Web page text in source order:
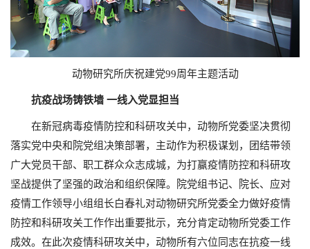
动物研究所庆祝建党99周年主题活动
抗疫战场铸铁墙 一线入党显担当
在新冠病毒疫情防控和科研攻关中，动物所党委坚决贯彻
落实党中央和院党组决策部署，主动作为积极谋划，团结带领
广大党员干部、职工群众众志成城，为打赢疫情防控和科研攻
坚战提供了坚强的政治和组织保障。院党组书记、院长、应对
疫情工作领导小组组长白春礼对动物研究所党委全力做好疫情
防控和科研攻关工作作出重要批示，充分肯定动物所党委工作
成效。在此次疫情科研攻关中，动物所有六位同志在抗疫一线